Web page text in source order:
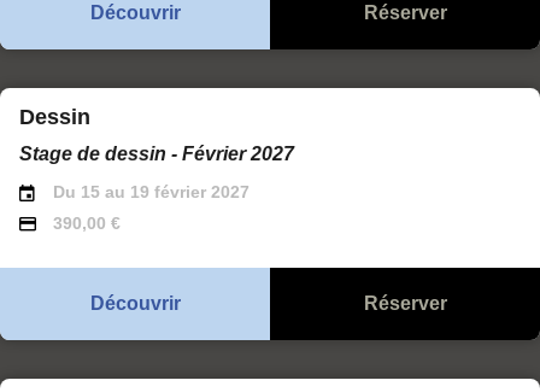
Découvrir Réserver
Dessin
Stage de dessin - Février 2027
Du 15 au 19 février 2027
390,00 €
Découvrir Réserver